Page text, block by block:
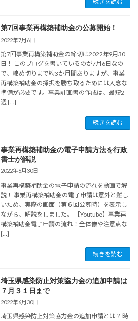
第7回事業再構築補助金の公募開始！
2022年7月6日
第7回事業再構築補助金の締切は2022年9月30
日！ このブログを書いているのが7月6日なの
で、締め切りまで約3か月間ありますが、事業
再構築補助金の採択を勝ち取るためには入念な
準備が必要です。事業計画書の作成は、最短2
週 […]
続きを読む
事業再構築補助金の電子申請方法を行政
書士が解説
2022年6月30日
事業再構築補助金の電子申請の流れを動画で解
説！ 事業再構築補助金の電子申請は意外と難し
いため、実際の画面（第６回公募時）を表示し
ながら、解説をしました。 【Youtube】事業再
構築補助金電子申請の流れ！全体像や注意点な
[…]
続きを読む
埼玉県感染防止対策協力金の追加申請は
７月３１日まで
2022年6月30日
埼玉県感染防止対策協力金の追加申請とは？ 時